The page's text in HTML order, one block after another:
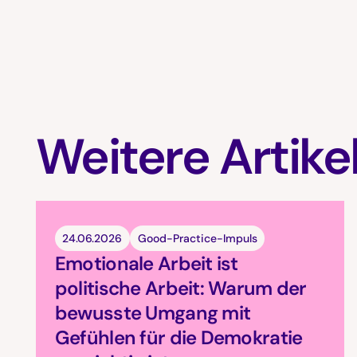
Weitere
24.06.2026 Good-Practice-Impuls
Emotionale Arbeit ist
politische Arbeit: Warum der
bewusste Umgang mit
Gefühlen für die Demokratie